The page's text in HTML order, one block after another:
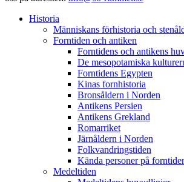
Historia
Människans förhistoria och
Forntiden och antiken
Forntidens och antikens
De mesopotamiska
Forntidens Egypten
Kinas fornhistoria
Bronsåldern i Norden
Antikens Persien
Antikens Grekland
Romarriket
Järnåldern i Norden
Folkvandringstiden
Kända personer på
Medeltiden